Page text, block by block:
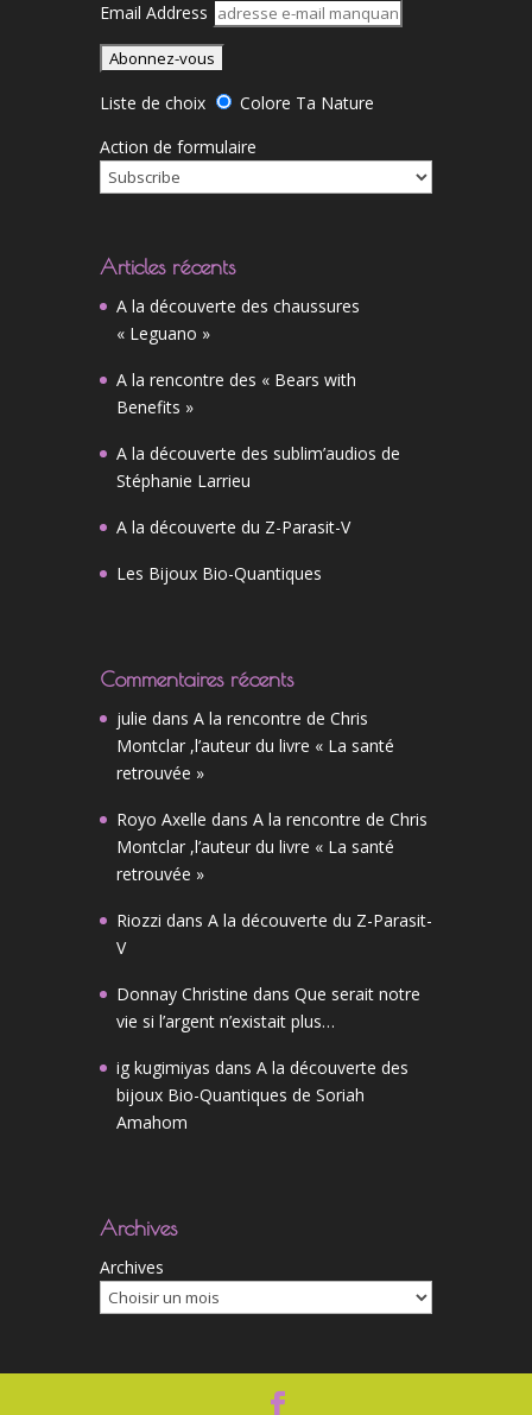
Email Address
Liste de choix
Colore Ta Nature
Action de formulaire
Articles récents
A la découverte des chaussures
« Leguano »
A la rencontre des « Bears with
Benefits »
A la découverte des sublim’audios de
Stéphanie Larrieu
A la découverte du Z-Parasit-V
Les Bijoux Bio-Quantiques
Commentaires récents
julie dans A la rencontre de Chris
Montclar ,l’auteur du livre « La santé
retrouvée »
Royo Axelle dans A la rencontre de Chris
Montclar ,l’auteur du livre « La santé
retrouvée »
Riozzi dans A la découverte du Z-Parasit-
V
Donnay Christine dans Que serait notre
vie si l’argent n’existait plus…
ig kugimiyas dans A la découverte des
bijoux Bio-Quantiques de Soriah
Amahom
Archives
Archives